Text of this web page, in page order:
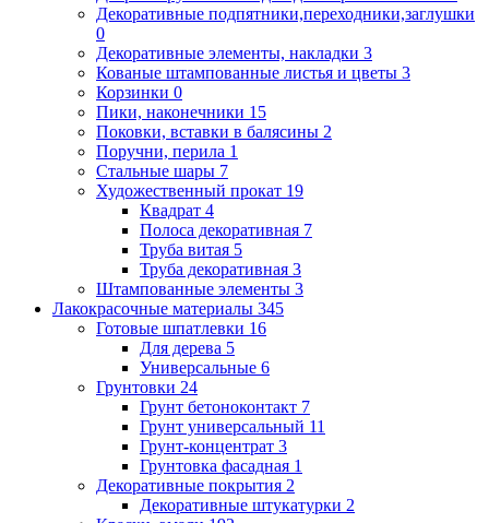
Декоративные подпятники,переходники,заглушки
0
Декоративные элементы, накладки 3
Кованые штампованные листья и цветы 3
Корзинки 0
Пики, наконечники 15
Поковки, вставки в балясины 2
Поручни, перила 1
Стальные шары 7
Художественный прокат 19
Квадрат 4
Полоса декоративная 7
Труба витая 5
Труба декоративная 3
Штампованные элементы 3
Лакокрасочные материалы 345
Готовые шпатлевки 16
Для дерева 5
Универсальные 6
Грунтовки 24
Грунт бетоноконтакт 7
Грунт универсальный 11
Грунт-концентрат 3
Грунтовка фасадная 1
Декоративные покрытия 2
Декоративные штукатурки 2